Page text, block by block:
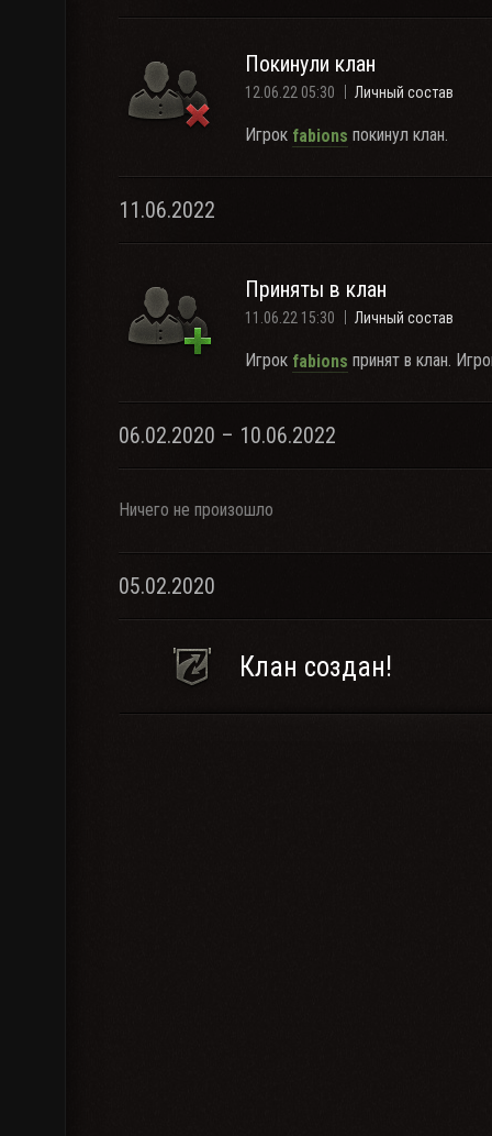
Покинули клан
12.06.22 05:30 Личный состав
Игрок fabions покинул клан.
11.06.2022
Приняты в клан
11.06.22 15:30 Личный состав
Игрок fabions принят в клан.
06.02.2020 – 10.06.2022
Ничего не произошло
05.02.2020
Клан создан!